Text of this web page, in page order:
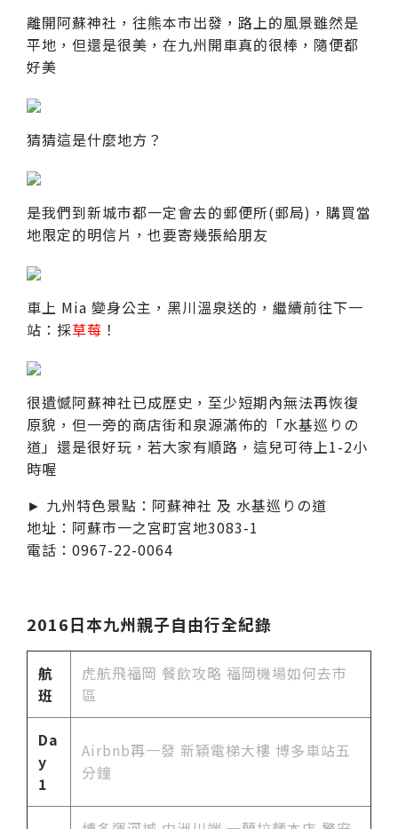
離開阿蘇神社，往熊本市出發，路上的風景雖然是
平地，但還是很美，在九州開車真的很棒，隨便都
好美
猜猜這是什麼地方？
是我們到新城市都一定會去的郵便所(郵局)，購買當
地限定的明信片，也要寄幾張給朋友
車上 Mia 變身公主，黑川溫泉送的，繼續前往下一
站：採草莓 ！
很遺憾阿蘇神社已成歷史，至少短期內無法再恢復
原貌，但一旁的商店街和泉源滿佈的「水基巡りの
道」還是很好玩，若大家有順路，這兒可待上1-2小
時喔
► 九州特色景點：阿蘇神社 及 水基巡りの道
地址：阿蘇市一之宮町宮地3083-1
電話：0967-22-0064
2016日本九州親子自由行全紀錄
航
班
虎航飛福岡 餐飲攻略 福岡機場如何去市
區
Da
y
1
Airbnb再一發 新穎電梯大樓 博多車站五
分鐘